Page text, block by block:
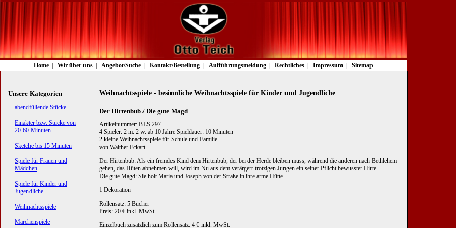
Navigation
überspringen
Home Wir über uns Angebot/Suche Kontakt/Bestellung Aufführungsmeldung Rechtliches Impressum Sitemap
Weihnachtsspiele - besinnliche Weihnachtsspiele für Kinder und Jugendliche
Der Hirtenbub / Die gute Magd
Artikelnummer: BLS 297
4 Spieler: 2 m. 2 w. ab 10 Jahre Spieldauer: 10 Minuten
2 kleine Weihnachtsspiele für Schule und Familie
von Walther Eckart
Der Hirtenbub: Als ein fremdes Kind dem Hirtenbub, der bei der Herde bleiben muss, während die anderen nach Bethlehem
gehen, das Hüten abnehmen will, wird im Nu aus dem verärgert-trotzigen Jungen ein seiner Pflicht bewusster Hirte. –
Die gute Magd: Sie holt Maria und Joseph von der Straße in ihre arme Hütte.
1 Dekoration
Rollensatz: 5 Bücher
Preis: 20 € inkl. MwSt.
Einzelbuch zusätzlich zum Rollensatz: 4 € inkl. MwSt.
Unsere Kategorien
Navigation
abendfüllende Stücke
Einakter bzw. Stücke von
20-60 Minuten
Sketche bis 15 Minuten
Spiele für Frauen und
Mädchen
Spiele für Kinder und
Jugendliche
Weihnachtsspiele
Märchenspiele